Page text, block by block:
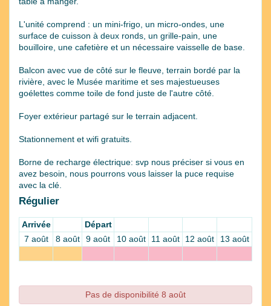
L'unité comprend : un mini-frigo, un micro-ondes, une
surface de cuisson à deux ronds, un grille-pain, une
bouilloire, une cafetière et un nécessaire vaisselle de base.
Balcon avec vue de côté sur le fleuve, terrain bordé par la
rivière, avec le Musée maritime et ses majestueuses
goélettes comme toile de fond juste de l'autre côté.
Foyer extérieur partagé sur le terrain adjacent.
Stationnement et wifi gratuits.
Borne de recharge électrique: svp nous préciser si vous en
avez besoin, nous pourrons vous laisser la puce requise
avec la clé.
Régulier
Arrivée
Départ
7 août
8 août 9 août 10 août 11 août 12 août 13 août
Pas de disponibilité 8 août